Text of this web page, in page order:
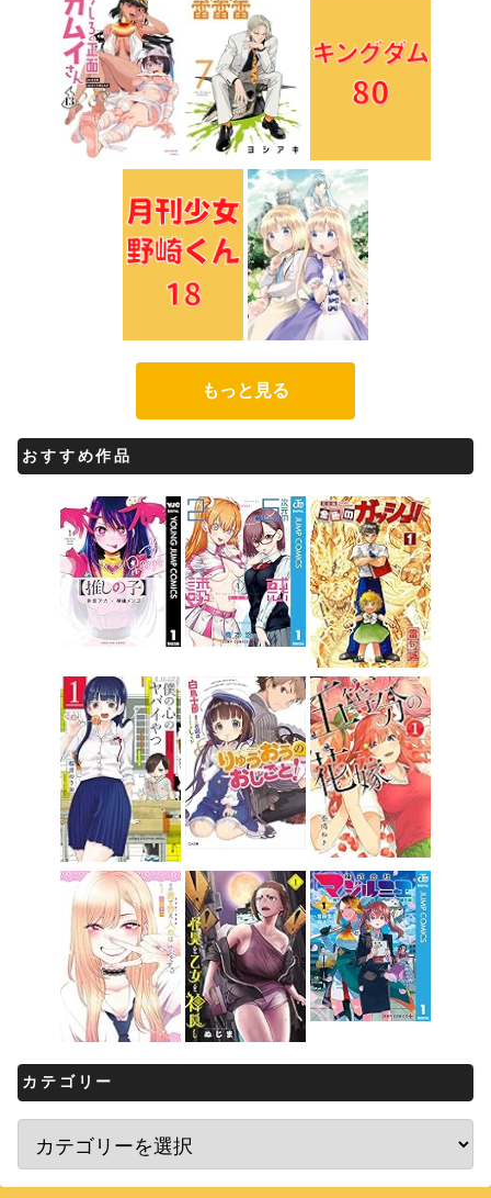
もっと見る
おすすめ作品
カテゴリー